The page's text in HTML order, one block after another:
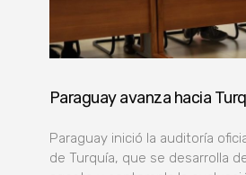
Paraguay avanza hacia
Paraguay inició la auditoría
de Turquía, que se desarrolla